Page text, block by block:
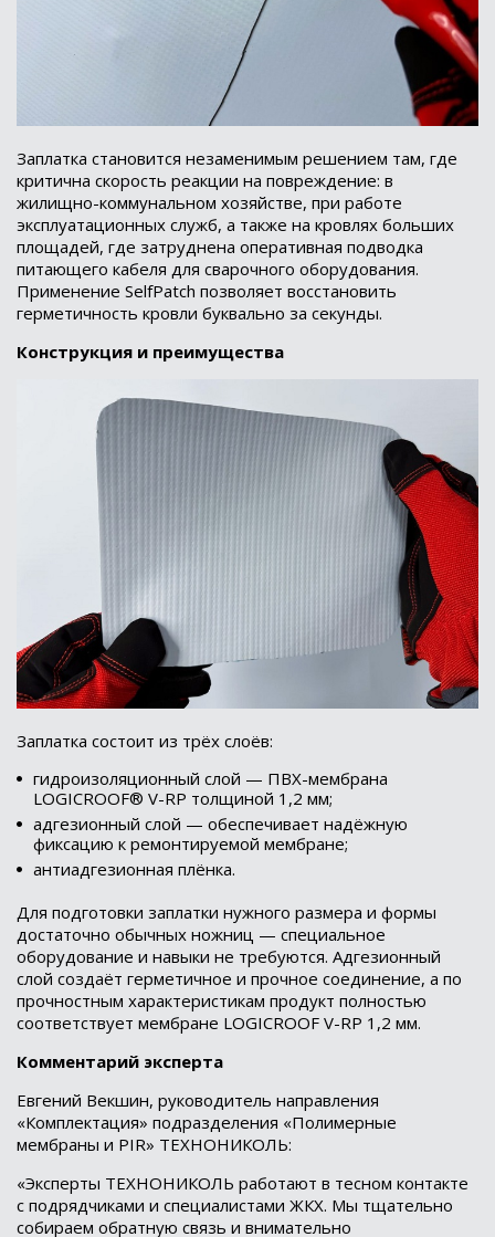
Заплатка становится незаменимым решением там, где
критична скорость реакции на повреждение: в
жилищно-коммунальном хозяйстве, при работе
эксплуатационных служб, а также на кровлях больших
площадей, где затруднена оперативная подводка
питающего кабеля для сварочного оборудования.
Применение SelfPatch позволяет восстановить
герметичность кровли буквально за секунды.
Конструкция и преимущества
Заплатка состоит из трёх слоёв:
гидроизоляционный слой — ПВХ-мембрана
LOGICROOF® V-RP толщиной 1,2 мм;
адгезионный слой — обеспечивает надёжную
фиксацию к ремонтируемой мембране;
антиадгезионная плёнка.
Для подготовки заплатки нужного размера и формы
достаточно обычных ножниц — специальное
оборудование и навыки не требуются. Адгезионный
слой создаёт герметичное и прочное соединение, а по
прочностным характеристикам продукт полностью
соответствует мембране LOGICROOF V-RP 1,2 мм.
Комментарий эксперта
Евгений Векшин, руководитель направления
«Комплектация» подразделения «Полимерные
мембраны и PIR» ТЕХНОНИКОЛЬ:
«Эксперты ТЕХНОНИКОЛЬ работают в тесном контакте
с подрядчиками и специалистами ЖКХ. Мы тщательно
собираем обратную связь и внимательно